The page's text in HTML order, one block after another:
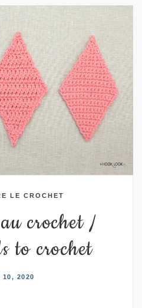
LE CROCHET
crochet /
to crochet
10, 2020